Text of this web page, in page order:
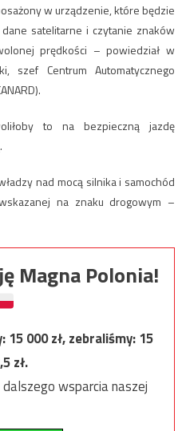
w urządzenie, które będzie
satelitarne i czytanie znaków
prędkości – powiedział w
szef Centrum Automatycznego
to na bezpieczną jazdę
nad mocą silnika i samochód
na znaku drogowym –
Magna Polonia!
15 000zł, zebraliśmy:15
zł.
wsparcia naszej